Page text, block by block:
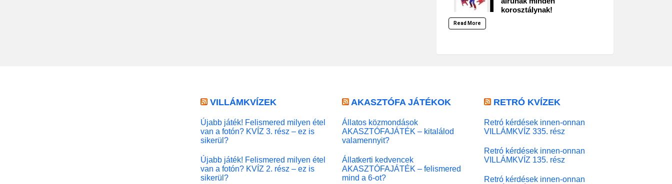
korosztálynak!
Read More
VILLÁMKVÍZEK
Újabb játék! Felismered milyen étel
van a fotón? KVÍZ 3. rész – ez is
sikerül?
Újabb játék! Felismered milyen étel
van a fotón? KVÍZ 2. rész – ez is
sikerül?
AKASZTÓFA JÁTÉKOK
Állatos közmondások
AKASZTÓFAJÁTÉK – kitalálod
valamennyit?
Állatkerti kedvencek
AKASZTÓFAJÁTÉK – felismered
mind a 6-ot?
RETRÓ KVÍZEK
Retró kérdések innen-onnan
VILLÁMKVÍZ 335. rész
Retró kérdések innen-onnan
VILLÁMKVÍZ 135. rész
Retró kérdések innen-onnan